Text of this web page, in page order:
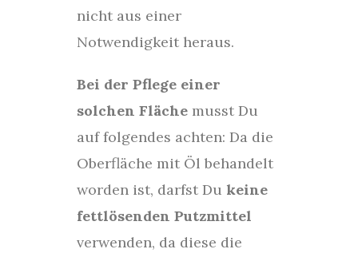
nicht aus einer
Notwendigkeit heraus.
Bei der Pflege einer
solchen Flächemusst Du
auf folgendes achten: Da die
Oberfläche mit Öl behandelt
worden ist, darfst Du keine
fettlösenden Putzmittel
verwenden, da diese die